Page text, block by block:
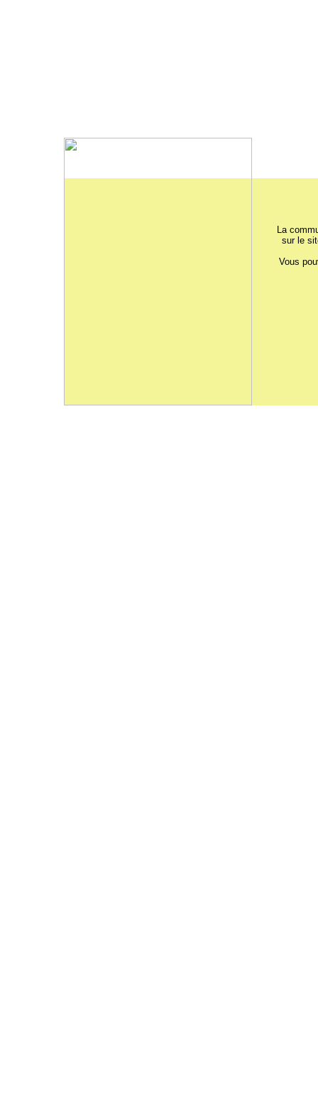
La
sur le
Vous